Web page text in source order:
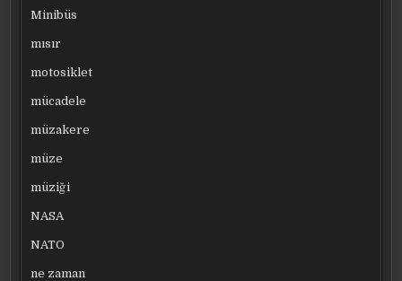
Minibüs
mısır
motosiklet
mücadele
müzakere
müze
müziği
NASA
NATO
ne zaman